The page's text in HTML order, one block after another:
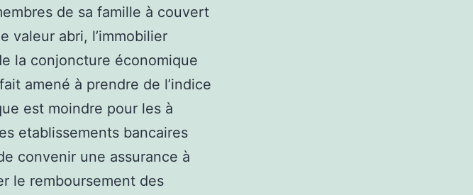
de sa famille à couvert
valeur abri, l’immobilier
la conjoncture économique
amené à prendre de l’indice
est moindre pour les à
etablissements bancaires
convenir une assurance à
le remboursement des